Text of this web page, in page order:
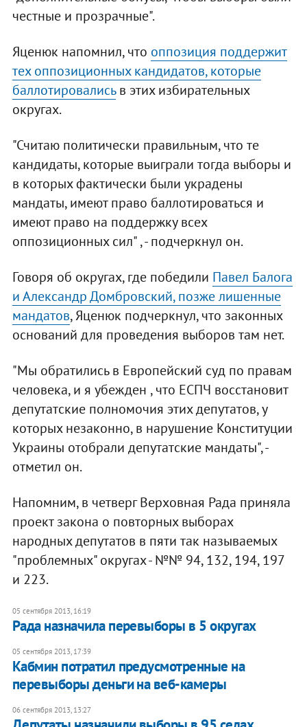
честные и прозрачные".
Яценюк напомнил, что оппозиция поддержит
тех оппозиционных кандидатов, которые
баллотировалисьв этих избирательных
округах.
"Считаю политически правильным, что те
кандидаты, которые выиграли тогда выборы и
в которых фактически были украдены
мандаты, имеют право баллотироваться и
имеют право на поддержку всех
оппозиционных сил" , - подчеркнул он.
Говоря об округах, где победили Павел Балога
и Александр Домбровский, позже лишенные
мандатов, Яценюк подчеркнул, что законных
оснований для проведения выборов там нет.
"Мы обратились в Европейский суд по правам
человека, и я убежден , что ЕСПЧ восстановит
депутатские полномочия этих депутатов, у
которых незаконно, в нарушение Конституции
Украины отобрали депутатские мандаты", -
отметил он.
Напомним, в четверг Верховная Рада приняла
проект закона о повторных выборах
народных депутатов в пяти так называемых
"проблемных" округах - №№ 94, 132, 194, 197
и 223.
05 сентября 2013, 16:19
Рада назначила перевыборы в 5 округах
05 сентября 2013, 17:39
Кабмин потратил предусмотренные на
перевыборы деньги на веб-камеры
06 сентября 2013, 13:27